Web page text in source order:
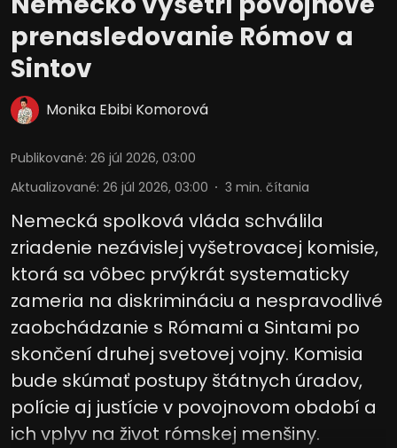
prenasledovanie Rómov a
Sintov
Monika Ebibi Komorová
Publikované: 26 júl 2026, 03:00
Aktualizované: 26 júl 2026, 03:00 3 min. čítania
Nemecká spolková vláda schválila
zriadenie nezávislej vyšetrovacej komisie,
ktorá sa vôbec prvýkrát systematicky
zameria na diskrimináciu a nespravodlivé
zaobchádzanie s Rómami a Sintami po
skončení druhej svetovej vojny. Komisia
bude skúmať postupy štátnych úradov,
polície aj justície v povojnovom období a
ich vplyv na život rómskej menšiny.